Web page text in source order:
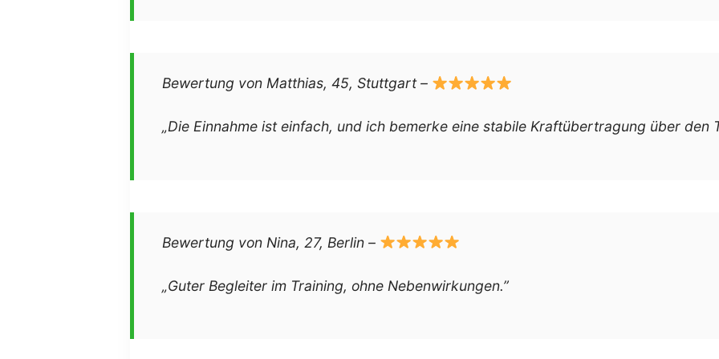
Bewertung von Matthias, 45, Stuttgart –
„Die Einnahme ist einfach, und ich bemerke eine stabile Kraftübertragung über den
Bewertung von Nina, 27, Berlin –
„Guter Begleiter im Training, ohne Nebenwirkungen.”